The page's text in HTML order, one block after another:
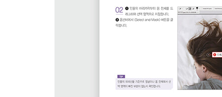
2 선택 영역을 저장하여 활용하기
3 선택 영역 모서리를 편집하여 둥근 테두리 만들기
06 | 고급 선택 기법 활용하기 → Color Range /
1 Color Range로 색상을 선택하여 선택 영역 지정
2 Focus Area로 초점에 따라 선택 영역 지정하기
3 초점이 맞춰진 인물만 선택 영역으로 지정하기